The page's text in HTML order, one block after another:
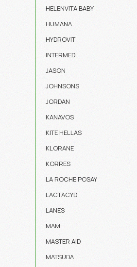
HELENVITA BABY
HUMANA
HYDROVIT
INTERMED
JASON
JOHNSONS
JORDAN
KANAVOS
KITE HELLAS
KLORANE
KORRES
LA ROCHE POSAY
LACTACYD
LANES
MAM
MASTER AID
MATSUDA